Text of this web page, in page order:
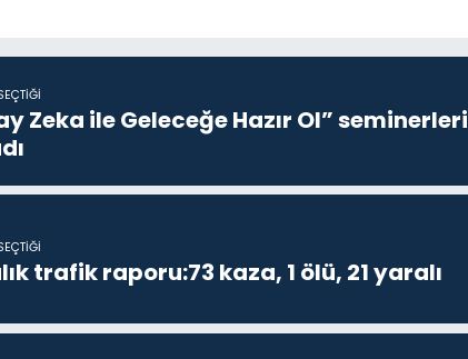
Zeka ile Geleceğe Hazır Ol” seminerleri
trafik raporu:73 kaza, 1 ölü, 21 yaralı